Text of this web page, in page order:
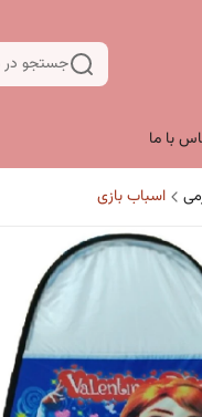
جستجو
با ما
اسباب بازی